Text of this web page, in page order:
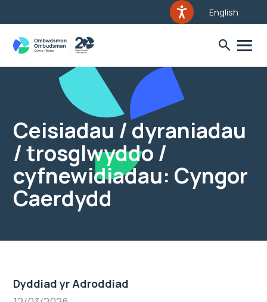
English
Ceisiadau / dyraniadau
/ trosglwyddo /
cyfnewidiadau: Cyngor
Caerdydd
Dyddiad yr Adroddiad